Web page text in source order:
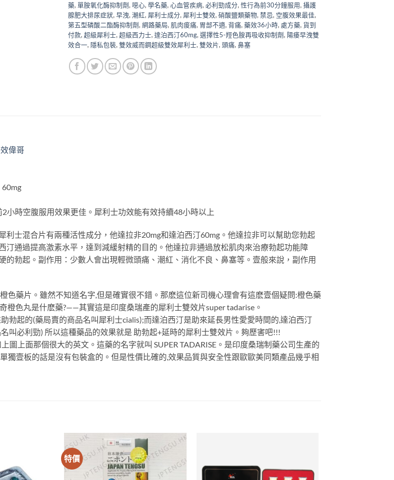
藥, 單胺氧化酶抑制劑, 噁心, 學名藥, 心血管疾病, 必利勁成分, 性行為前30分鐘服用, 攝護
腺肥大排尿症狀, 早洩, 潮紅, 犀利士成分, 犀利士雙效, 硝酸鹽類藥物, 禁忌, 空腹效果最佳,
第五型磷酸二酯酶抑制劑, 網路藥局, 肌肉痠痛, 胃部不適, 背痛, 藥效36小時, 處方藥, 貨到
付款, 超級犀利士, 超級西力士, 達泊西汀60mg, 選擇性5-羥色胺再吸收抑制劑, 陽痿早洩雙
效合一, 隱私包裝, 雙效威而鋼超級雙效犀利士, 雙效片, 頭痛, 鼻塞
偉哥
60mg
小時空腹服用效果更佳。犀利士功效能有效持續48小時以上
士混合片有兩種活性成分，他達拉非20mg和達泊西汀60mg。他達拉非可以幫助您勃起
汀通過提高激素水平，達到減緩射精的目的。他達拉非通過放松肌肉來治療勃起功能障
勃起。副作用：少數人會出現輕微頭痛、潮紅、消化不良、鼻塞等。壹般來說，副作用
色藥片。雖然不知道名字,但是確實很不錯。那麽這位新司機心理會有這麽壹個疑問:橙色藥
橙色丸是什麽藥?——其實這是印度桑瑞產的犀利士雙效片super tadarise。
勃起的(藥局賣的商品名叫犀利士cialis);而達泊西汀是助來延長男性愛愛時間的,達泊西汀
叫必利勁) 所以這種藥品的效果就是 助勃起+延時的犀利士雙效片。夠歷害吧!!!
圖上面那個很大的英文。這藥的名字就叫 SUPER TADARISE。是印度桑瑞制藥公司生產的
獨壹板的話是沒有包裝盒的。但是性價比確的,效果品質與安全性跟歐歐美同類產品幾乎相
特價